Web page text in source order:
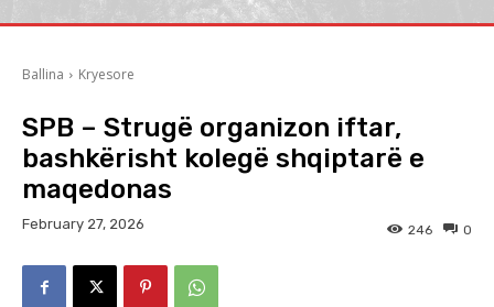
Ballina Kryesore
SPB – Strugë organizon iftar,
bashkërisht kolegë shqiptarë e
maqedonas
February 27, 2026 0
246